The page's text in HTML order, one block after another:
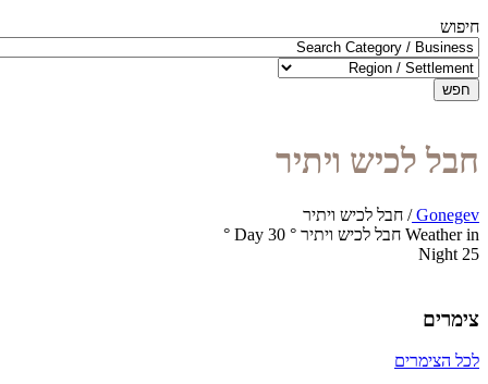
חיפוש
חפש
חבל לכיש ויתיר
Gonegev
/ חבל לכיש ויתיר
Weather in חבל לכיש ויתיר
°
30
Day
°
25
Night
צימרים
לכל הצימרים